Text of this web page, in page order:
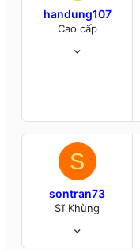
handung107
Cao cấp
www.giaiphapexcel.com
S
sontran73
Sĩ Khùng